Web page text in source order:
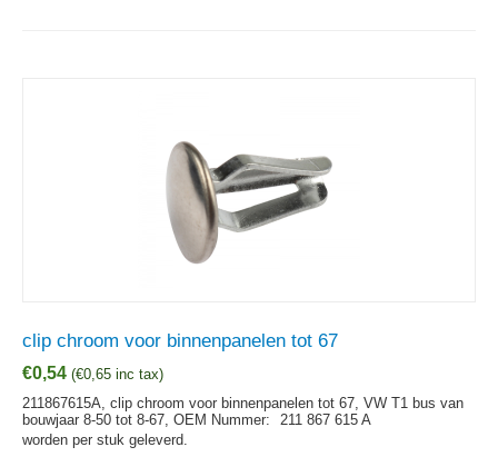
clip chroom voor binnenpanelen tot 67
€0,54 (€0,65 inc tax)
211867615A, clip chroom voor binnenpanelen tot 67, VW T1 bus van
bouwjaar 8-50 tot 8-67, OEM Nummer:
211 867 615 A
worden per stuk geleverd.